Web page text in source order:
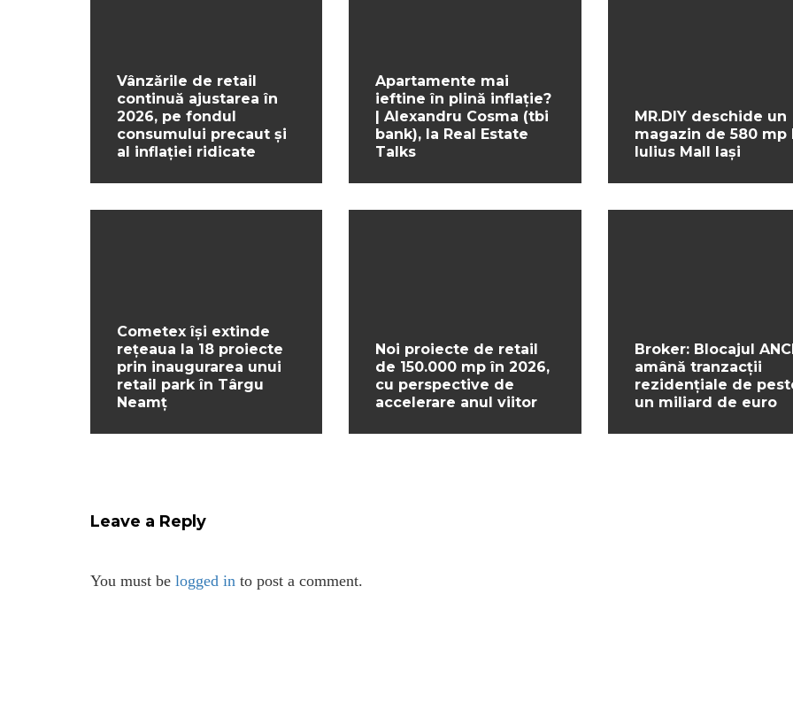
Vânzările de retail
continuă ajustarea în
2026, pe fondul
consumului precaut și
al inflației ridicate
Apartamente mai
ieftine în plină inflație?
| Alexandru Cosma (tbi
bank), la Real Estate
Talks
MR.DIY deschide un
magazin de 580 mp
Iulius Mall Iași
Cometex își extinde
rețeaua la 18 proiecte
prin inaugurarea unui
retail park în Târgu
Neamț
Noi proiecte de retail
de 150.000 mp în 2026,
cu perspective de
accelerare anul viitor
Broker: Blocajul
amână tranzacții
rezidențiale de
un miliard de euro
Leave a Reply
You must be logged in to post a comment.